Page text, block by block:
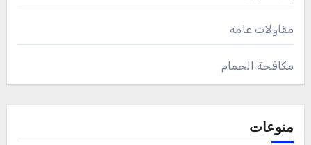
مقاولات عامه
مكافحة الحمام
منوعات